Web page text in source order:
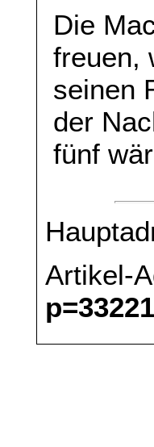
Die
freuen,
seinen
der
fünf
Artikel-
p=33221